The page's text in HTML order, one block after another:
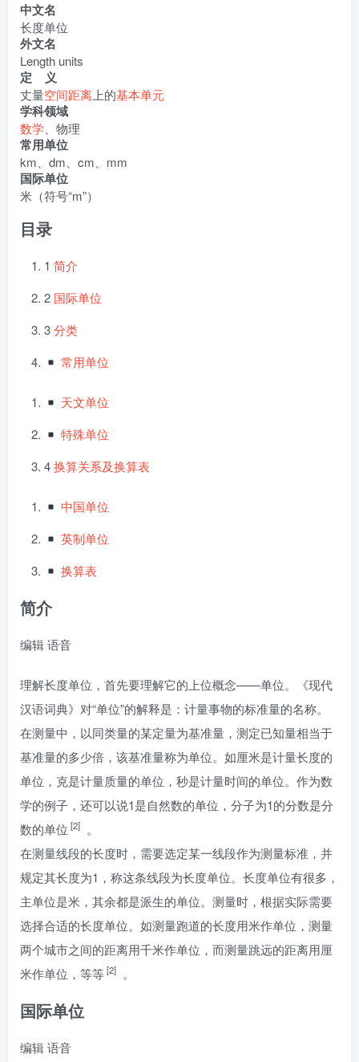
中文名
长度单位
外文名
Length units
定 义
丈量空间距离 上的基本单元
学科领域
数学 、物理
常用单位
km、dm、cm、mm
国际单位
米（符号“m”）
目录
1 简介
2 国际单位
3分类
常用单位
天文单位
特殊单位
4换算关系及换算表
中国单位
英制单位
换算表
简介
编辑语音
理解长度单位，首先要理解它的上位概念——单位。《现代
汉语词典》对“单位”的解释是：计量事物的标准量的名称。
在测量中，以同类量的某定量为基准量，测定已知量相当于
基准量的多少倍，该基准量称为单位。如厘米是计量长度的
单位，克是计量质量的单位，秒是计量时间的单位。作为数
学的例子，还可以说1是自然数的单位，分子为1的分数是分
数的单位 [2]
。
在测量线段的长度时，需要选定某一线段作为测量标准，并
规定其长度为1，称这条线段为长度单位。长度单位有很多，
主单位是米，其余都是派生的单位。测量时，根据实际需要
选择合适的长度单位。如测量跑道的长度用米作单位，测量
两个城市之间的距离用千米作单位，而测量跳远的距离用厘
米作单位，等等[2] 。
国际单位
编辑语音